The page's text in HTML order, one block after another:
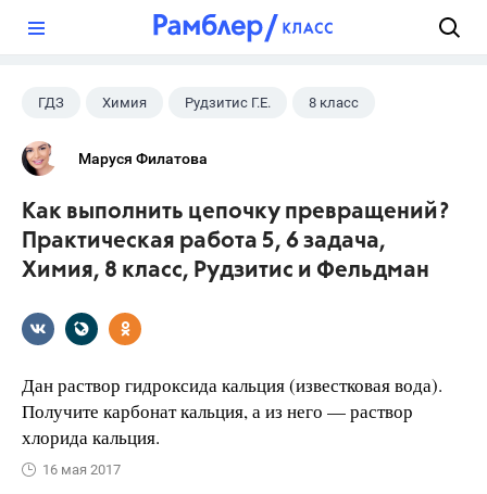
ГДЗ Химия Рудзитис Г.Е. 8 класс
Маруся Филатова
Как выполнить цепочку превращений?
Практическая работа 5, 6 задача,
Химия, 8 класс, Рудзитис и Фельдман
Дан раствор гидроксида кальция (известковая вода).
Получите карбонат кальция, а из него — раствор
хлорида кальция.
16 мая 2017